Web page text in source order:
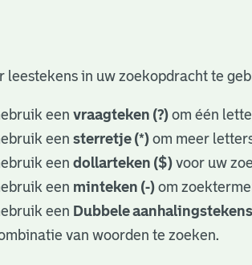
leestekens in uw zoekopdracht te
eenvraagteken (?) om één
eensterretje (*) om meer
eendollarteken ($) voor uw
een minteken (-) om
een Dubbele
van woorden te zoeken.